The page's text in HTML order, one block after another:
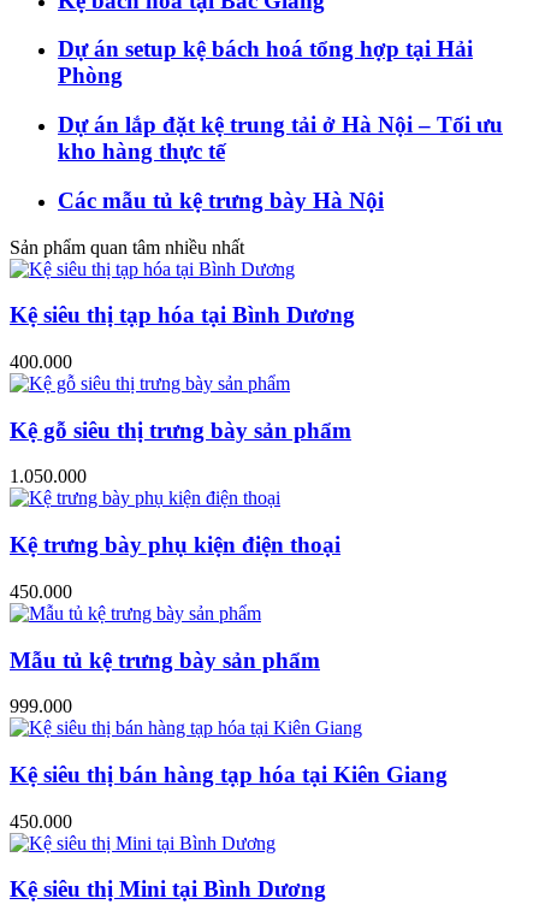
Dự án setup kệ bách hoá tổng hợp tại Hải
Phòng
Dự án lắp đặt kệ trung tải ở Hà Nội – Tối ưu
kho hàng thực tế
Các mẫu tủ kệ trưng bày Hà Nội
Sản phẩm quan tâm nhiều nhất
Kệ siêu thị tạp hóa tại Bình Dương
400.000
Kệ gỗ siêu thị trưng bày sản phẩm
1.050.000
Kệ trưng bày phụ kiện điện thoại
450.000
Mẫu tủ kệ trưng bày sản phẩm
999.000
Kệ siêu thị bán hàng tạp hóa tại Kiên Giang
450.000
Kệ siêu thị Mini tại Bình Dương